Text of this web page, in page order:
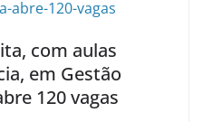
com aulas
em Gestão
120 vagas